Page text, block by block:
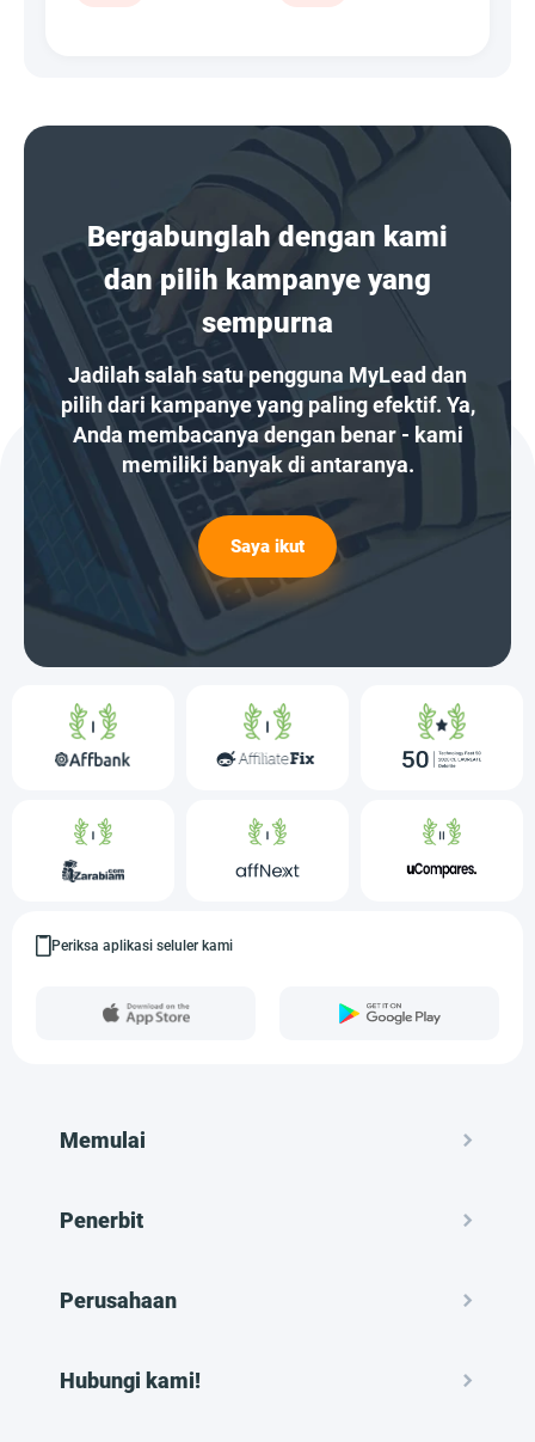
Bergabunglah dengan kami
dan pilih kampanye yang
sempurna
Jadilah salah satu pengguna MyLead dan
pilih dari kampanye yang paling efektif. Ya,
Anda membacanya dengan benar - kami
memiliki banyak di antaranya.
Saya ikut
Periksa aplikasi seluler kami
Memulai
Penerbit
Perusahaan
Hubungi kami!